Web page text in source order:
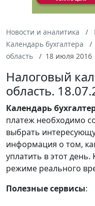
Новости и аналитика
Календарь бухгалтера
область
18 июля 2016
Налоговый
область.
Календарь
платеж необходимо
выбрать
информация о том,
уплатить в этот
режиме реального
Полезные сервисы: